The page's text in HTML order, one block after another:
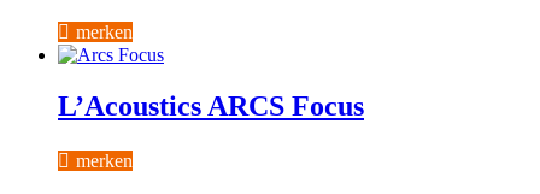
merken
L’Acoustics ARCS Focus
merken